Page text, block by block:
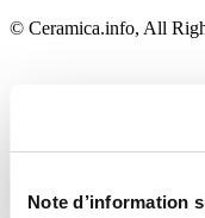
Note d’information
© Ceramica.info, All